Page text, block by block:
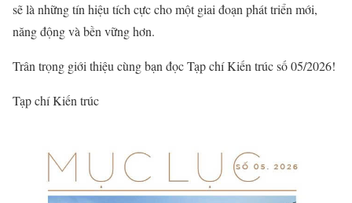
sẽ là những tín hiệu tích cực cho một giai đoạn phát triển mới,
năng động và bền vững hơn.
Trân trọng giới thiệu cùng bạn đọc Tạp chí Kiến trúc số 05/2026!
Tạp chí Kiến trúc